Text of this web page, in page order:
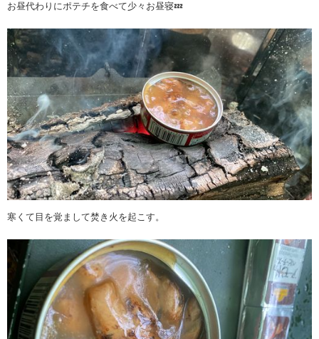
お昼代わりにポテチを食べて少々お昼寝💤
寒くて目を覚まして焚き火を起こす。